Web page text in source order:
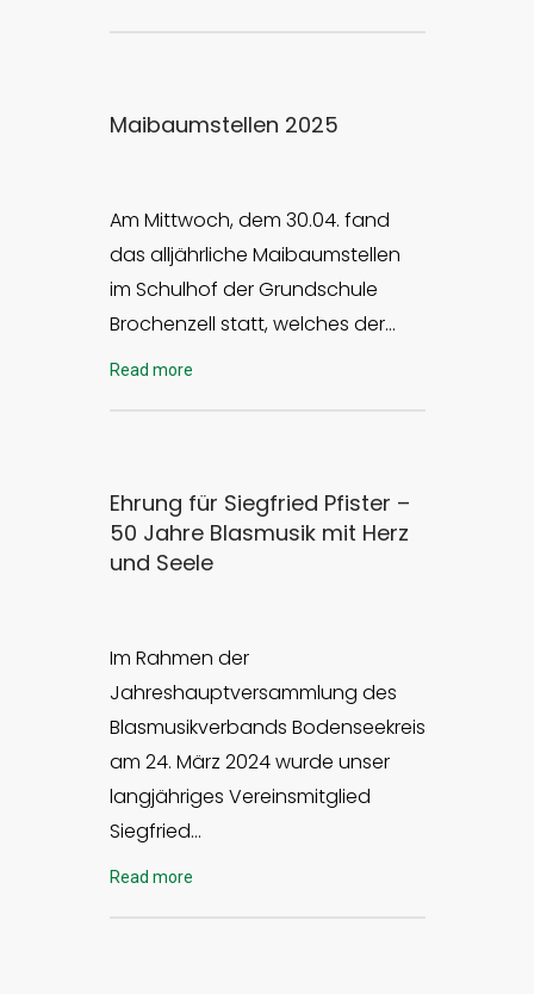
Maibaumstellen 2025
Am Mittwoch, dem 30.04. fand
das alljährliche Maibaumstellen
im Schulhof der Grundschule
Brochenzell statt, welches der…
Read more
Ehrung für Siegfried Pfister –
50 Jahre Blasmusik mit Herz
und Seele
Im Rahmen der
Jahreshauptversammlung des
Blasmusikverbands Bodenseekreis
am 24. März 2024 wurde unser
langjähriges Vereinsmitglied
Siegfried…
Read more